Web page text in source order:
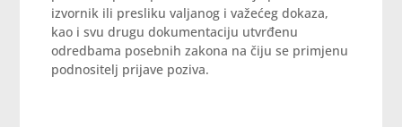
izvornik ili presliku valjanog i važećeg dokaza,
kao i svu drugu dokumentaciju utvrđenu
odredbama posebnih zakona na čiju se primjenu
podnositelj prijave poziva.